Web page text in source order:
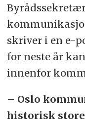
skriver i en e-
for neste år
innenfor
– Oslo
historisk